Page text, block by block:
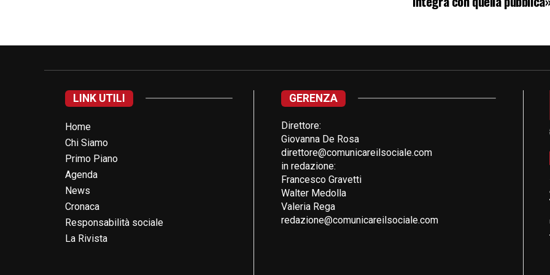
LINK UTILI
Home
Chi Siamo
Primo Piano
Agenda
News
Cronaca
Responsabilità sociale
La Rivista
GERENZA
Direttore:
Giovanna De Rosa
direttore@comunicareilsociale.com
in redazione:
Francesco Gravetti
Walter Medolla
Valeria Rega
redazione@comunicareilsociale.com